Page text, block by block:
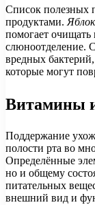
Список полезных
продуктами.
помогает очищать
слюноотделение.
вредных
которые могут
Витамины
Поддержание
полости рта во
Определённые
но и общему
питательных
внешний вид и